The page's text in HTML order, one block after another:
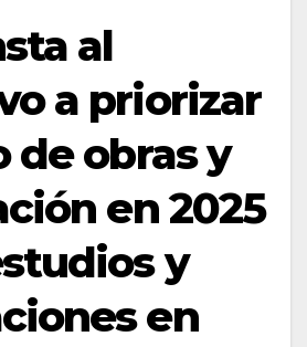
al
a priorizar
de obras y
en 2025
y
en